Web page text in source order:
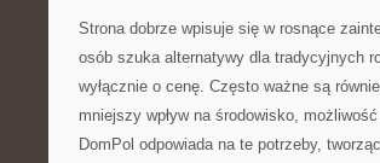
Strona dobrze wpisuje się w rosnące
osób szuka alternatywy dla tradycyjnych
wyłącznie o cenę. Często ważne są
mniejszy wpływ na środowisko,
DomPol odpowiada na te potrzeby,